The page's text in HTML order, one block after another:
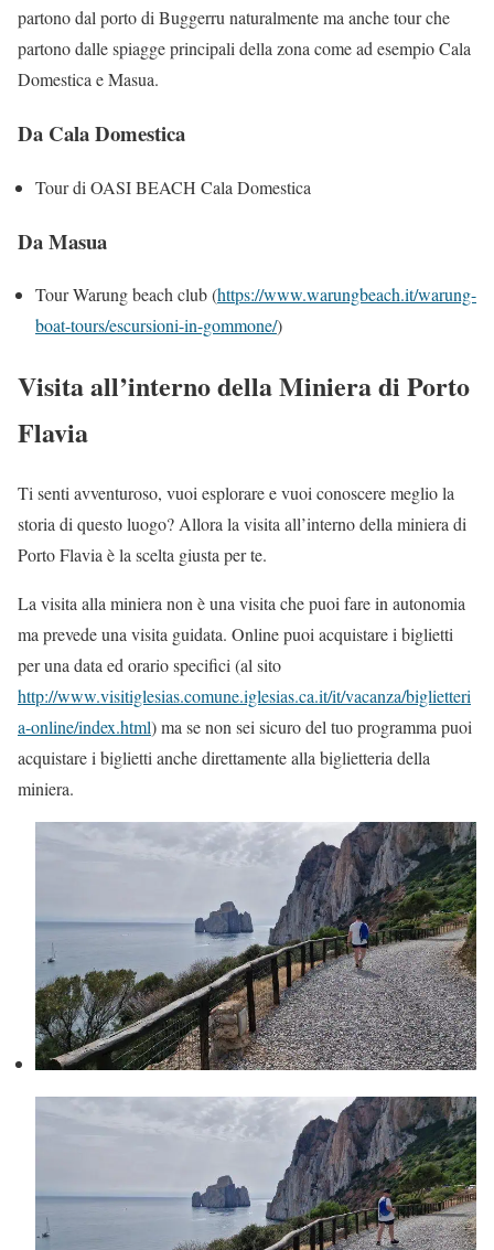
partono dal porto di Buggerru naturalmente ma anche tour che
partono dalle spiagge principali della zona come ad esempio Cala
Domestica e Masua.
Da Cala Domestica
Tour di OASI BEACH Cala Domestica
Da Masua
Tour Warung beach club (https://www.warungbeach.it/warung-
boat-tours/escursioni-in-gommone/)
Visita all’interno della Miniera di Porto
Flavia
Ti senti avventuroso, vuoi esplorare e vuoi conoscere meglio la
storia di questo luogo? Allora la visita all’interno della miniera di
Porto Flavia è la scelta giusta per te.
La visita alla miniera non è una visita che puoi fare in autonomia
ma prevede una visita guidata. Online puoi acquistare i biglietti
per una data ed orario specifici (al sito
http://www.visitiglesias.comune.iglesias.ca.it/it/vacanza/biglietteri
a-online/index.html) ma se non sei sicuro del tuo programma puoi
acquistare i biglietti anche direttamente alla biglietteria della
miniera.